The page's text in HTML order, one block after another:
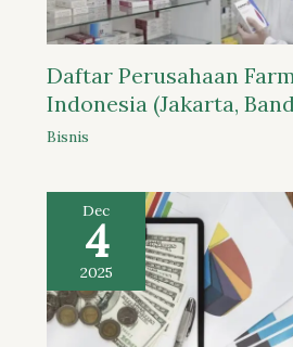
Daftar Perusahaan
Indonesia (Jakarta,
Bisnis
Dec
4
2025